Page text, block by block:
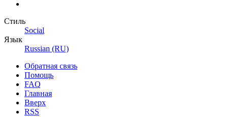
Стиль
Social
Язык
Russian (RU)
Обратная связь
Помощь
FAQ
Главная
Вверх
RSS